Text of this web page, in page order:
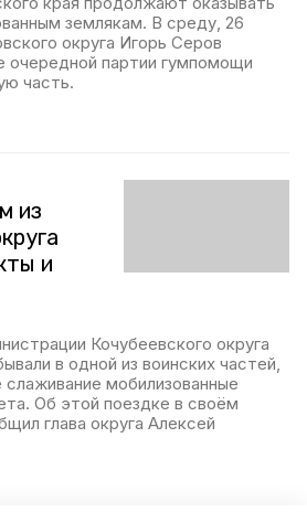
землякам. В среду, 26
округа Игорь Серов
очередной партии гумпомощи
часть.
из
и
Кочубеевского округа
в одной из воинских частей,
мобилизованные
Об этой поездке в своём
глава округа Алексей